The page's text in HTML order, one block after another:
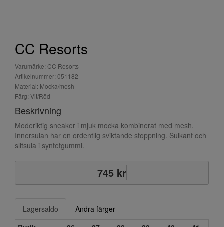
CC Resorts
Varumärke: CC Resorts
Artikelnummer: 051182
Material: Mocka/mesh
Färg: Vit/Röd
Beskrivning
Moderiktig sneaker i mjuk mocka kombinerat med mesh.
Innersulan har en ordentlig sviktande stoppning. Sulkant och
slitsula i syntetgummi.
745 kr
Lagersaldo
Andra färger